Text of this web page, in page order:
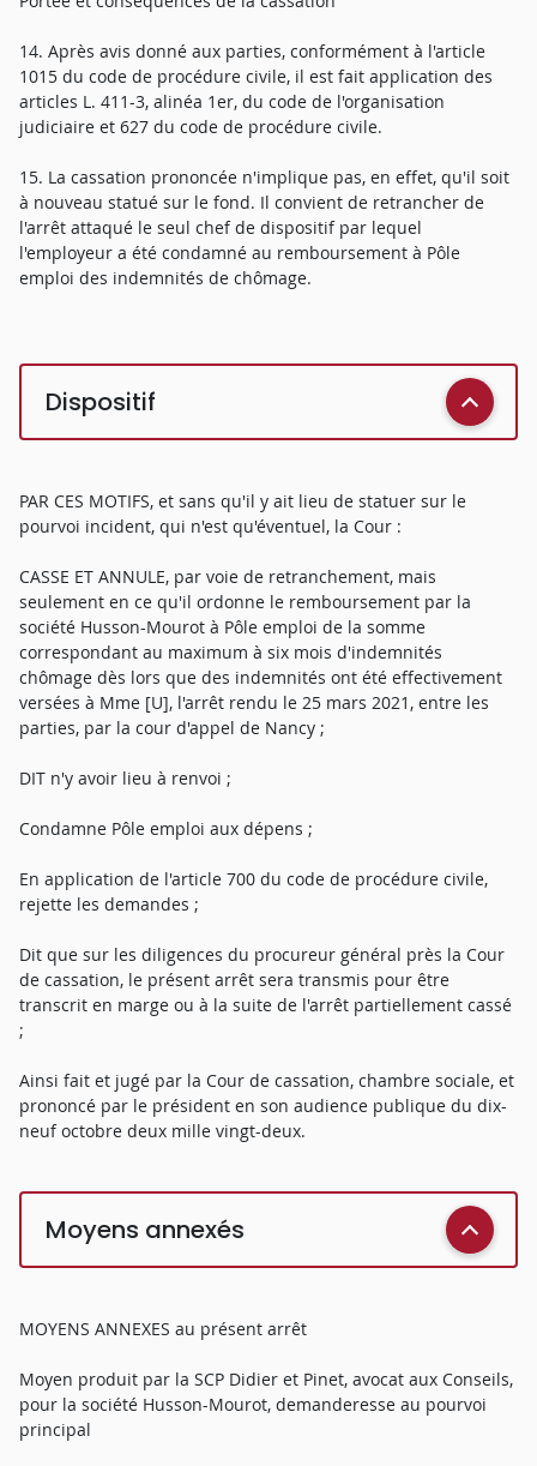
14. Après avis donné aux parties, conformément à l'article
1015 du code de procédure civile, il est fait application des
articles L. 411-3, alinéa 1er, du code de l'organisation
judiciaire et 627 du code de procédure civile.
15. La cassation prononcée n'implique pas, en effet, qu'il soit
à nouveau statué sur le fond. Il convient de retrancher de
l'arrêt attaqué le seul chef de dispositif par lequel
l'employeur a été condamné au remboursement à Pôle
emploi des indemnités de chômage.
Dispositif
PAR CES MOTIFS, et sans qu'il y ait lieu de statuer sur le
pourvoi incident, qui n'est qu'éventuel, la Cour :
CASSE ET ANNULE, par voie de retranchement, mais
seulement en ce qu'il ordonne le remboursement par la
société Husson-Mourot à Pôle emploi de la somme
correspondant au maximum à six mois d'indemnités
chômage dès lors que des indemnités ont été effectivement
versées à Mme [U], l'arrêt rendu le 25 mars 2021, entre les
parties, par la cour d'appel de Nancy ;
DIT n'y avoir lieu à renvoi ;
Condamne Pôle emploi aux dépens ;
En application de l'article 700 du code de procédure civile,
rejette les demandes ;
Dit que sur les diligences du procureur général près la Cour
de cassation, le présent arrêt sera transmis pour être
transcrit en marge ou à la suite de l'arrêt partiellement cassé
;
Ainsi fait et jugé par la Cour de cassation, chambre sociale, et
prononcé par le président en son audience publique du dix-
neuf octobre deux mille vingt-deux.
Moyens annexés
MOYENS ANNEXES au présent arrêt
Moyen produit par la SCP Didier et Pinet, avocat aux Conseils,
pour la société Husson-Mourot, demanderesse au pourvoi
principal